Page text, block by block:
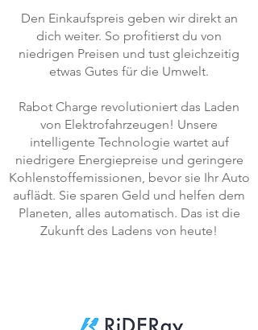
Den Einkaufspreis geben wir direkt an
dich weiter. So profitierst du von
niedrigen Preisen und tust gleichzeitig
etwas Gutes für die Umwelt.
Rabot Charge revolutioniert das Laden
von Elektrofahrzeugen! Unsere
intelligente Technologie wartet auf
niedrigere Energiepreise und geringere
Kohlenstoffemissionen, bevor sie Ihr Auto
auflädt. Sie sparen Geld und helfen dem
Planeten, alles automatisch. Das ist die
Zukunft des Ladens von heute!